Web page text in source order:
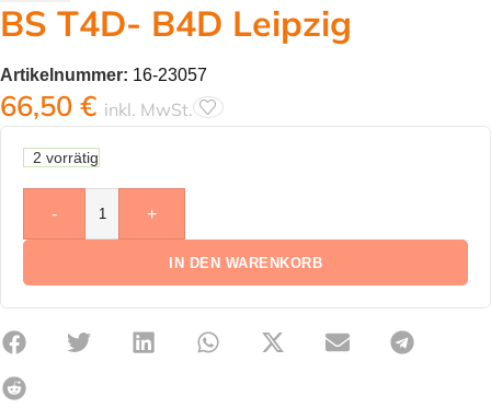
BS T4D- B4D Leipzig
Artikelnummer: 16-23057
66,50 € inkl. MwSt.
2 vorrätig
- +
IN DEN WARENKORB